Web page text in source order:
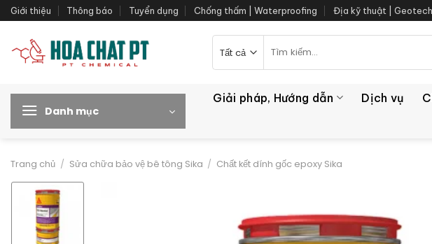
Bỏ
qua
dung
Giới thiệu Thông báo Tuyển dụng Chống thấm | Waterproofing Địa kỹ thuật |
kiếm:
Danh mục
Giải pháp, Hướng dẫn Dịch vụ
Trang chủ / Sửa chữa bảo vệ bê tông Sika / Chất kết dính gốc epoxy Sika